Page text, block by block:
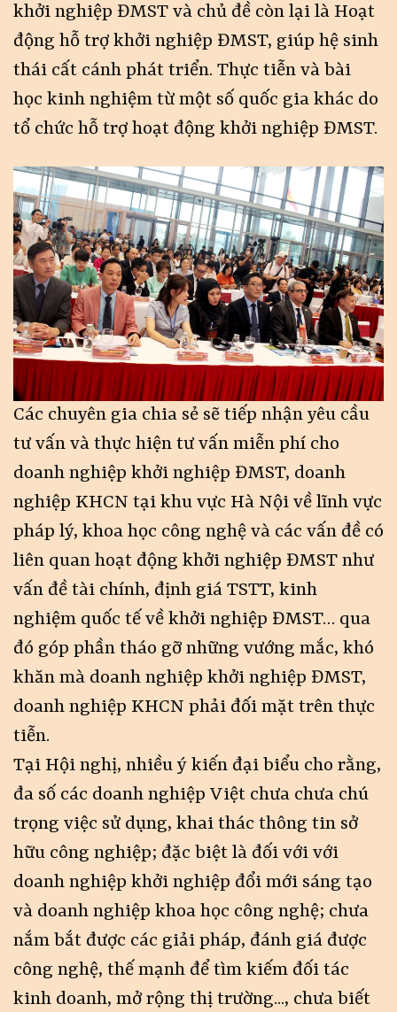
khởi nghiệp ĐMST và chủ đề còn lại là Hoạt
động hỗ trợ khởi nghiệp ĐMST, giúp hệ sinh
thái cất cánh phát triển. Thực tiễn và bài
học kinh nghiệm từ một số quốc gia khác do
tổ chức hỗ trợ hoạt động khởi nghiệp ĐMST.
Các chuyên gia chia sẻ sẽ tiếp nhận yêu cầu
tư vấn và thực hiện tư vấn miễn phí cho
doanh nghiệp khởi nghiệp ĐMST, doanh
nghiệp KHCN tại khu vực Hà Nội về lĩnh vực
pháp lý, khoa học công nghệ và các vấn đề có
liên quan hoạt động khởi nghiệp ĐMST như
vấn đề tài chính, định giá TSTT, kinh
nghiệm quốc tế về khởi nghiệp ĐMST… qua
đó góp phần tháo gỡ những vướng mắc, khó
khăn mà doanh nghiệp khởi nghiệp ĐMST,
doanh nghiệp KHCN phải đối mặt trên thực
tiễn.
Tại Hội nghị, nhiều ý kiến đại biểu cho rằng,
đa số các doanh nghiệp Việt chưa chưa chú
trọng việc sử dụng, khai thác thông tin sở
hữu công nghiệp; đặc biệt là đối với với
doanh nghiệp khởi nghiệp đổi mới sáng tạo
và doanh nghiệp khoa học công nghệ; chưa
nắm bắt được các giải pháp, đánh giá được
công nghệ, thế mạnh để tìm kiếm đối tác
kinh doanh, mở rộng thị trường..., chưa biết